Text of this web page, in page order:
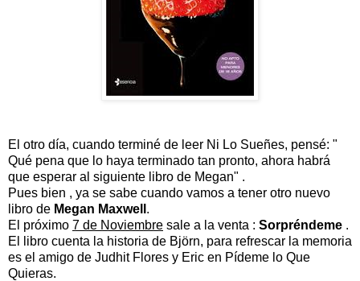
El otro día, cuando terminé de leer Ni Lo Sueñes, pensé: "
Qué pena que lo haya terminado tan pronto, ahora habrá
que esperar al siguiente libro de Megan" .
Pues bien , ya se sabe cuando vamos a tener otro nuevo
libro de Megan Maxwell .
El próximo 7 de Noviembre sale a la venta : Sorpréndeme .
El libro cuenta la historia de Björn, para refrescar la memoria
es el amigo de Judhit Flores y Eric en Pídeme lo Que
Quieras.